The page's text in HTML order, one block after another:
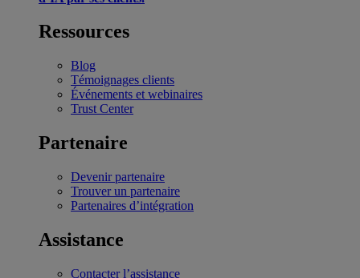
Ressources
Blog
Témoignages clients
Événements et webinaires
Trust Center
Partenaire
Devenir partenaire
Trouver un partenaire
Partenaires d’intégration
Assistance
Contacter l’assistance